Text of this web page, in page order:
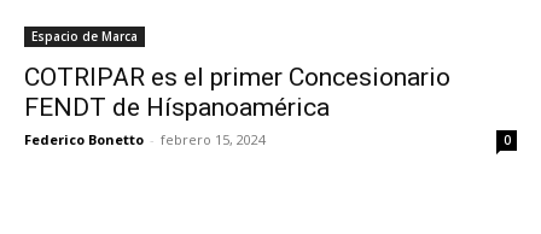
Espacio de Marca
COTRIPAR es el primer Concesionario
FENDT de Híspanoamérica
Federico Bonetto - febrero 15, 2024 0